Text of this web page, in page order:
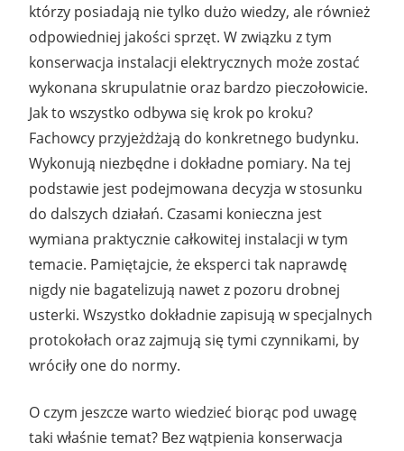
którzy posiadają nie tylko dużo wiedzy, ale również
odpowiedniej jakości sprzęt. W związku z tym
konserwacja instalacji elektrycznych może zostać
wykonana skrupulatnie oraz bardzo pieczołowicie.
Jak to wszystko odbywa się krok po kroku?
Fachowcy przyjeżdżają do konkretnego budynku.
Wykonują niezbędne i dokładne pomiary. Na tej
podstawie jest podejmowana decyzja w stosunku
do dalszych działań. Czasami konieczna jest
wymiana praktycznie całkowitej instalacji w tym
temacie. Pamiętajcie, że eksperci tak naprawdę
nigdy nie bagatelizują nawet z pozoru drobnej
usterki. Wszystko dokładnie zapisują w specjalnych
protokołach oraz zajmują się tymi czynnikami, by
wróciły one do normy.
O czym jeszcze warto wiedzieć biorąc pod uwagę
taki właśnie temat? Bez wątpienia konserwacja